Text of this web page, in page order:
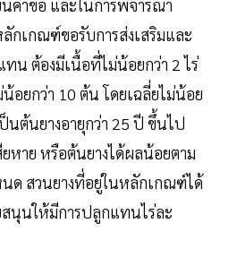
นคำขอ และในการพิจารณา
กเกณฑ์ขอรับการส่งเสริมและ
น ต้องมีเนื้อที่ไม่น้อยกว่า 2 ไร่
อยกว่า 10 ต้น โดยเฉลี่ยไม่น้อย
นต้นยางอายุกว่า 25 ปี ขึ้นไป
หาย หรือต้นยางได้ผลน้อยตาม
ด สวนยางที่อยู่ในหลักเกณฑ์ได้
นุนให้มีการปลูกแทนไร่ละ